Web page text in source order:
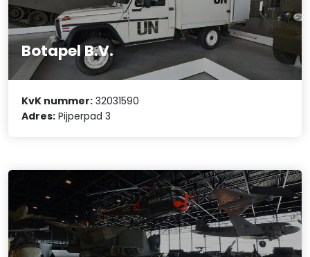
Botapel B.V.
KvK nummer: 32031590
Adres: Pijperpad 3